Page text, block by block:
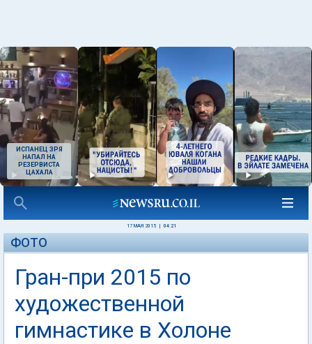
ИСПАНЕЦ ЗРЯ
НАПАЛ НА
РЕЗЕРВИСТА
ЦАХАЛА
17 МАЯ 2015 04:21
ФОТО
Гран-при 2015 по
художественной
гимнастике в Холоне